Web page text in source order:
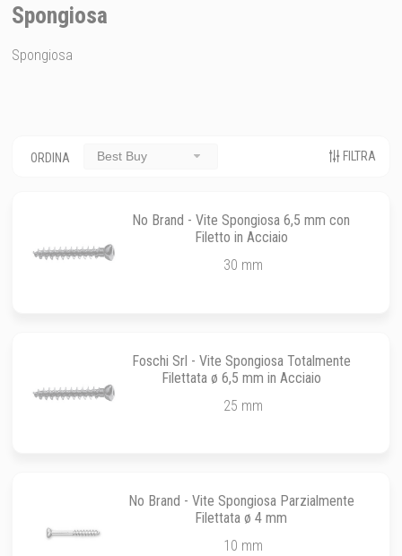
Spongiosa
Spongiosa
ORDINA Best Buy FILTRA
No Brand - Vite Spongiosa 6,5 mm con
Filetto in Acciaio
30 mm
Foschi Srl - Vite Spongiosa Totalmente
Filettata ø 6,5 mm in Acciaio
25 mm
No Brand - Vite Spongiosa Parzialmente
Filettata ø 4 mm
10 mm